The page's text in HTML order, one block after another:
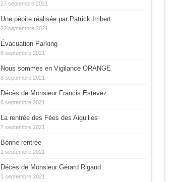
27 septembre 2021
Une pépite réalisée par Patrick Imbert
22 septembre 2021
Évacuation Parking
8 septembre 2021
Nous sommes en Vigilance ORANGE
8 septembre 2021
Décès de Monsieur Francis Estevez
8 septembre 2021
La rentrée des Fées des Aiguilles
7 septembre 2021
Bonne rentrée
1 septembre 2021
Décès de Monsieur Gérard Rigaud
1 septembre 2021